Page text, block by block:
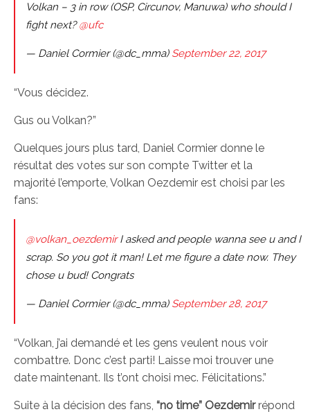
Volkan – 3 in row (OSP, Circunov, Manuwa) who should I
fight next?@ufc
— Daniel Cormier (@dc_mma) September 22, 2017
“Vous décidez.
Gus ou Volkan?”
Quelques jours plus tard, Daniel Cormier donne le
résultat des votes sur son compte Twitter et la
majorité l’emporte, Volkan Oezdemir est choisi par les
fans:
@volkan_oezdemirI asked and people wanna see u and I
scrap. So you got it man! Let me figure a date now. They
chose u bud! Congrats
— Daniel Cormier (@dc_mma) September 28, 2017
“Volkan, j’ai demandé et les gens veulent nous voir
combattre. Donc c’est parti! Laisse moi trouver une
date maintenant. Ils t’ont choisi mec. Félicitations.”
Suite à la décision des fans, “no time” Oezdemirrépond